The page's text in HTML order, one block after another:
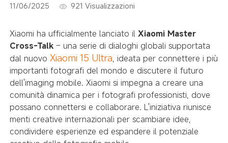
11/06/2025 921 Visualizzazioni
Xiaomi ha ufficialmente lanciato il Xiaomi Master
Cross-Talk– una serie di dialoghi globali supportata
dal nuovo Xiaomi 15 Ultra, ideata per connettere i più
importanti fotografi del mondo e discutere il futuro
dell'imaging mobile. Xiaomi si impegna a creare una
comunità dinamica per i fotografi professionisti, dove
possano connettersi e collaborare. L'iniziativa riunisce
menti creative internazionali per scambiare idee,
condividere esperienze ed espandere il potenziale